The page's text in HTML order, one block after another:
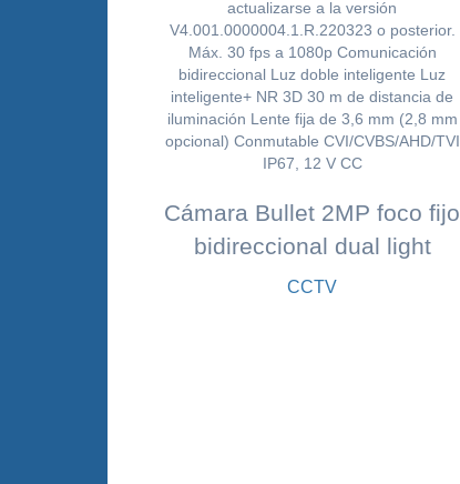
Cámara Bullet 2MP foco fijo
bidireccional dual light
CCTV